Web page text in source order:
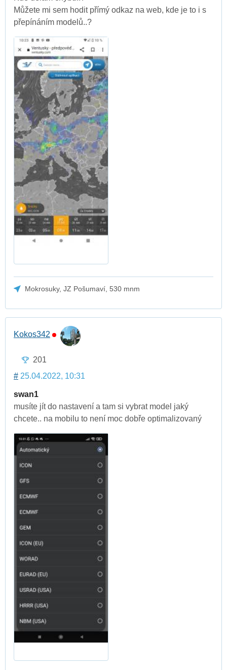
Můžete mi sem hodit přímý odkaz na web, kde je to i s
přepínáním modelů..?
Mokrosuky, JZ Pošumaví, 530 mnm
Kokos342
201
# 25.04.2022, 10:31
swan1
musíte jít do nastavení a tam si vybrat model jaký
chcete.. na mobilu to není moc dobře optimalizovaný